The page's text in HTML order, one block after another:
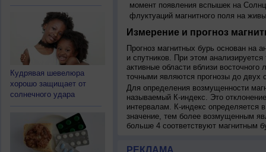
Кудрявая шевелюра
хорошо защищает от
солнечного удара
момент появления вспышек на
флуктуаций магнитного поля на
Измерение и прогноз
Прогноз магнитных бурь основан на
и спутников. При этом
активные области вблизи
точными являются прогнозы до двух
Для определения возмущенности
называемый К-индекс. Это
интервалам. К-индекс определяется
значение, тем более возмущенным
больше 4 соответствуют магнитным
РЕКЛАМА